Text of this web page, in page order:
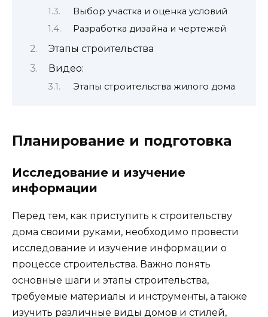
Выбор участка и оценка условий
Разработка дизайна и чертежей
Этапы строительства
Видео:
Этапы строительства жилого дома
Планирование и подготовка
Исследование и изучение
информации
Перед тем, как приступить к строительству
дома своими руками, необходимо провести
исследование и изучение информации о
процессе строительства. Важно понять
основные шаги и этапы строительства,
требуемые материалы и инструменты, а также
изучить различные виды домов и стилей,